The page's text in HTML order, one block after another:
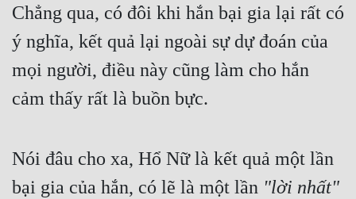
Chẳng qua, có đôi khi hắn bại gia lại rất có
ý nghĩa, kết quả lại ngoài sự dự đoán của
mọi người, điều này cũng làm cho hắn
cảm thấy rất là buồn bực.
Nói đâu cho xa, Hổ Nữ là kết quả một lần
bại gia của hắn, có lẽ là một lần "lời nhất"